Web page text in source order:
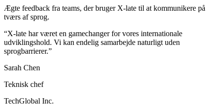
Ægte feedback fra teams, der bruger X-late til at kommunikere på
tværs af sprog.
“X-late har været en gamechanger for vores internationale
udviklingshold. Vi kan endelig samarbejde naturligt uden
sprogbarrierer.”
Sarah Chen
Teknisk chef
TechGlobal Inc.